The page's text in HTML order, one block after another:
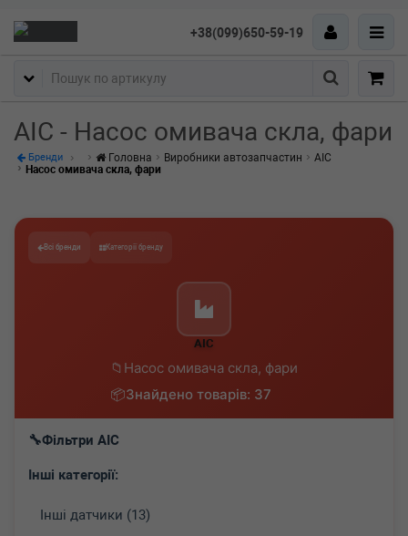
+38(099)650-59-19
Пошук
AIC - Насос омивача скла, фари
Бренди Головна Виробники автозапчастин
AIC
Насос омивача скла, фари
Всі бренди Категорії бренду
AIC
Насос омивача скла, фари
Знайдено товарів: 37
Фільтри AIC
Інші категорії:
Інші датчики (13)